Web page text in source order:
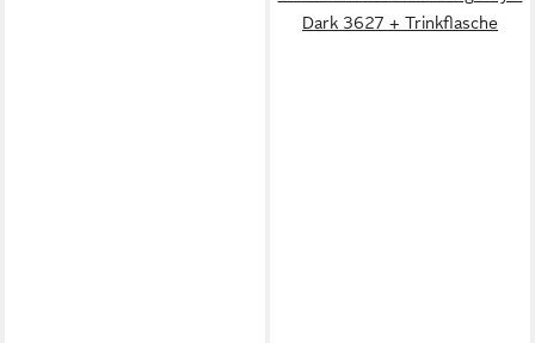
Dark 3627 + Trinkflasche